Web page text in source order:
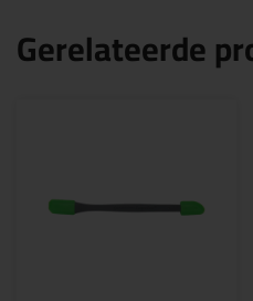
Gerelateerde